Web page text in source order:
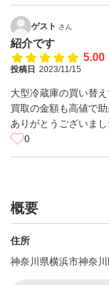
ゲスト さん
紹介です
5.00
投稿日 2023/11/15
大型冷蔵庫の買い替
買取の金額も高値で助
ありがとうございまし
0
概要
住所
神奈川県横浜市神奈